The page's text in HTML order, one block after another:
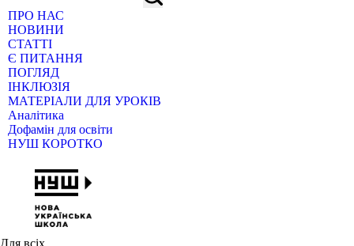
ПРО НАС
НОВИНИ
СТАТТІ
Є ПИТАННЯ
ПОГЛЯД
ІНКЛЮЗІЯ
МАТЕРІАЛИ ДЛЯ УРОКІВ
Аналітика
Дофамін для освіти
НУШ КОРОТКО
Для всіх